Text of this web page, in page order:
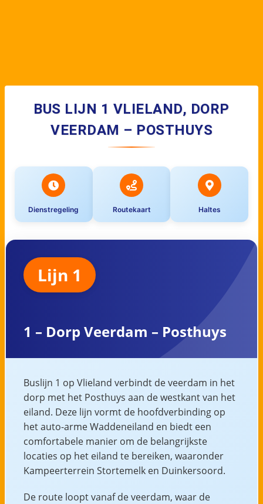
BUS LIJN 1 VLIELAND, DORP
VEERDAM – POSTHUYS
Dienstregeling Routekaart Haltes
Lijn 1
1 – Dorp Veerdam – Posthuys
Buslijn 1 op Vlieland verbindt de veerdam in het
dorp met het Posthuys aan de westkant van het
eiland. Deze lijn vormt de hoofdverbinding op
het auto-arme Waddeneiland en biedt een
comfortabele manier om de belangrijkste
locaties op het eiland te bereiken, waaronder
Kampeerterrein Stortemelk en Duinkersoord.
De route loopt vanaf de veerdam, waar de